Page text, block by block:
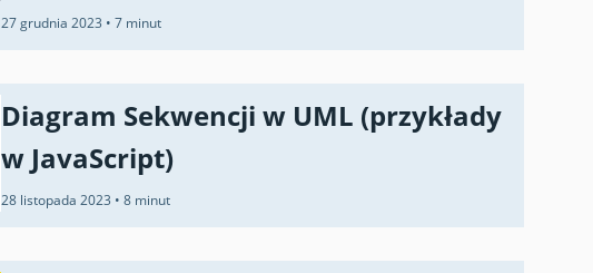
27 grudnia 2023 • 7 minut
Diagram Sekwencji w UML (przykłady
w JavaScript)
28 listopada 2023 • 8 minut